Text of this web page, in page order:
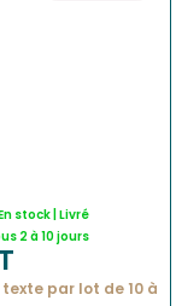
stock | Livré
2 à 10 jours
par lot de 10 à